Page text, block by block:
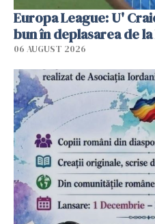
Europa League: U'
bun în deplasarea de
06 AUGUST 2026